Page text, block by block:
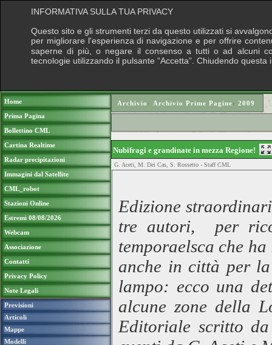
Home
Prima Pagina
Bollettino CML
Cartina Realtime
Radar precipitazioni
Immagini dal Satellite
CML_robot
Stazioni Online
Estremi 08/08/2026
Webcam
Associazione
Contatti
Privacy Policy
Note Legali
Previsioni
Articoli
Mappe
Modelli
Archivio › Archivio Prime Pagine› 2009
Nubifragi e grandinate in mezza Regione!
G. Aceti, M. Dei Cas, S. Rossetto - Staff CML
Edizione
tre autori, per
temporaelsca che
anche in città per
lampo: ecco una
alcune zone della
Editoriale scritto
INFORMATIVA SULLA TUA PRIVACY
Questo sito e gli strumenti terzi da questo utilizzati si
per migliorare l'esperienza di navigazione e per offrire
saperne di più, o negare il consenso a tutti o ad alcuni
tecnologie utilizzando il pulsante “Accetta”. Chiudendo